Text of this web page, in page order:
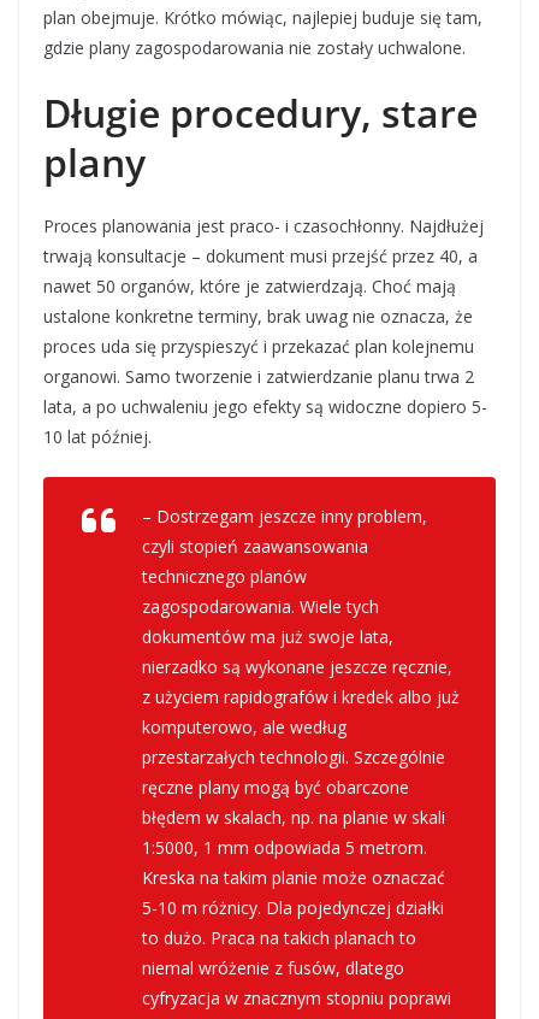
plan obejmuje. Krótko mówiąc, najlepiej buduje się tam,
gdzie plany zagospodarowania nie zostały uchwalone.
Długie procedury, stare
plany
Proces planowania jest praco- i czasochłonny. Najdłużej
trwają konsultacje – dokument musi przejść przez 40, a
nawet 50 organów, które je zatwierdzają. Choć mają
ustalone konkretne terminy, brak uwag nie oznacza, że
proces uda się przyspieszyć i przekazać plan kolejnemu
organowi. Samo tworzenie i zatwierdzanie planu trwa 2
lata, a po uchwaleniu jego efekty są widoczne dopiero 5-
10 lat później.
– Dostrzegam jeszcze inny problem,
czyli stopień zaawansowania
technicznego planów
zagospodarowania. Wiele tych
dokumentów ma już swoje lata,
nierzadko są wykonane jeszcze ręcznie,
z użyciem rapidografów i kredek albo już
komputerowo, ale według
przestarzałych technologii. Szczególnie
ręczne plany mogą być obarczone
błędem w skalach, np. na planie w skali
1:5000, 1 mm odpowiada 5 metrom.
Kreska na takim planie może oznaczać
5-10 m różnicy. Dla pojedynczej działki
to dużo. Praca na takich planach to
niemal wróżenie z fusów, dlatego
cyfryzacja w znacznym stopniu poprawi